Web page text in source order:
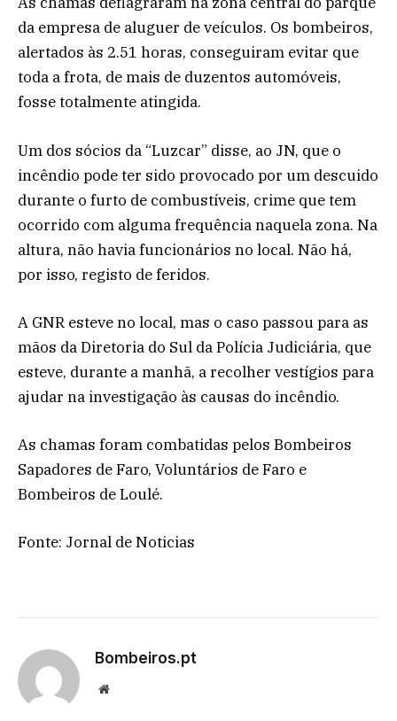
da empresa de aluguer de veículos. Os bombeiros,
alertados às 2.51 horas, conseguiram evitar que
toda a frota, de mais de duzentos automóveis,
fosse totalmente atingida.
Um dos sócios da “Luzcar” disse, ao JN, que o
incêndio pode ter sido provocado por um descuido
durante o furto de combustíveis, crime que tem
ocorrido com alguma frequência naquela zona. Na
altura, não havia funcionários no local. Não há,
por isso, registo de feridos.
A GNR esteve no local, mas o caso passou para as
mãos da Diretoria do Sul da Polícia Judiciária, que
esteve, durante a manhã, a recolher vestígios para
ajudar na investigação às causas do incêndio.
As chamas foram combatidas pelos Bombeiros
Sapadores de Faro, Voluntários de Faro e
Bombeiros de Loulé.
Fonte: Jornal de Noticias
Bombeiros.pt
Website